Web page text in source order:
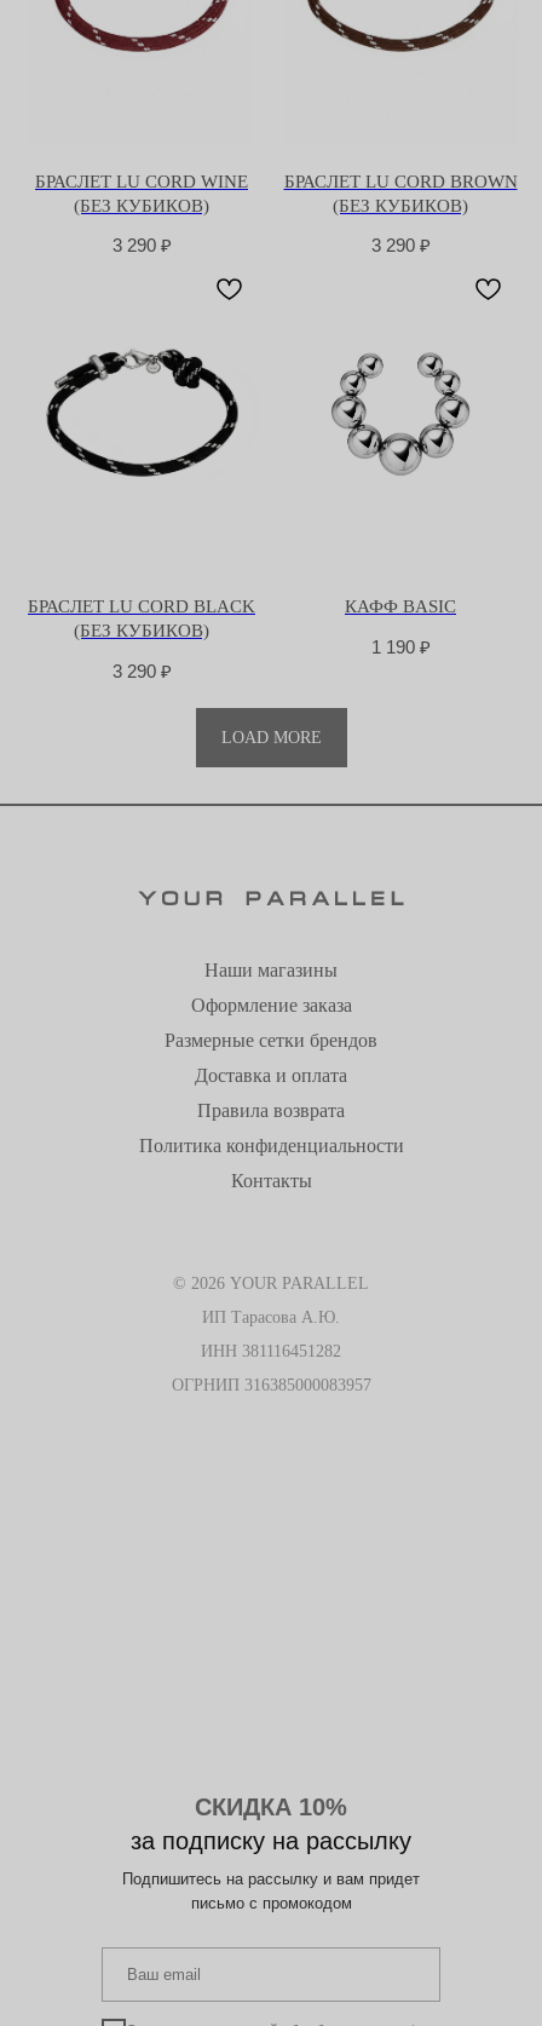
БРАСЛЕТ LU CORD WINE
(БЕЗ КУБИКОВ)
3 290 ₽
БРАСЛЕТ LU CORD BROWN
(БЕЗ КУБИКОВ)
3 290 ₽
БРАСЛЕТ LU CORD BLACK
(БЕЗ КУБИКОВ)
3 290 ₽
КАФФ BASIC
1 190 ₽
LOAD MORE
Наши магазины
Оформление заказа
Размерные сетки брендов
Доставка и оплата
Правила возврата
Политика конфиденциальности
Контакты
© 2026 YOUR PARALLEL
ИП Тарасова А.Ю.
ИНН 381116451282
ОГРНИП 316385000083957
СКИДКА 10%
за подписку на рассылку
Подпишитесь на рассылку и вам придет
письмо с промокодом